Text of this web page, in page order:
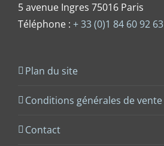
5 avenue Ingres 75016 Paris
Téléphone : + 33 (0)1 84 60 92 63
Plan du site
Conditions générales de vente
Contact